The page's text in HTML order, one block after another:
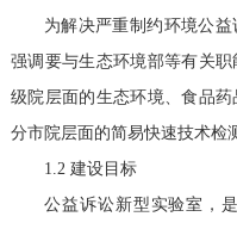
为解决严重制约环境公
强调要与生态环境部等有关
级院层面的生态环境、食品
分市院层面的简易快速技术检
1.2 建设目标
公益诉讼新型实验室，